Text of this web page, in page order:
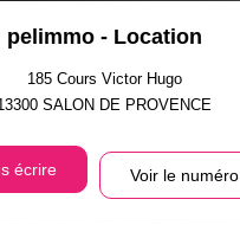
pelimmo - Location
185 Cours Victor Hugo
SALON DE PROVENCE
écrire Voir le numéro